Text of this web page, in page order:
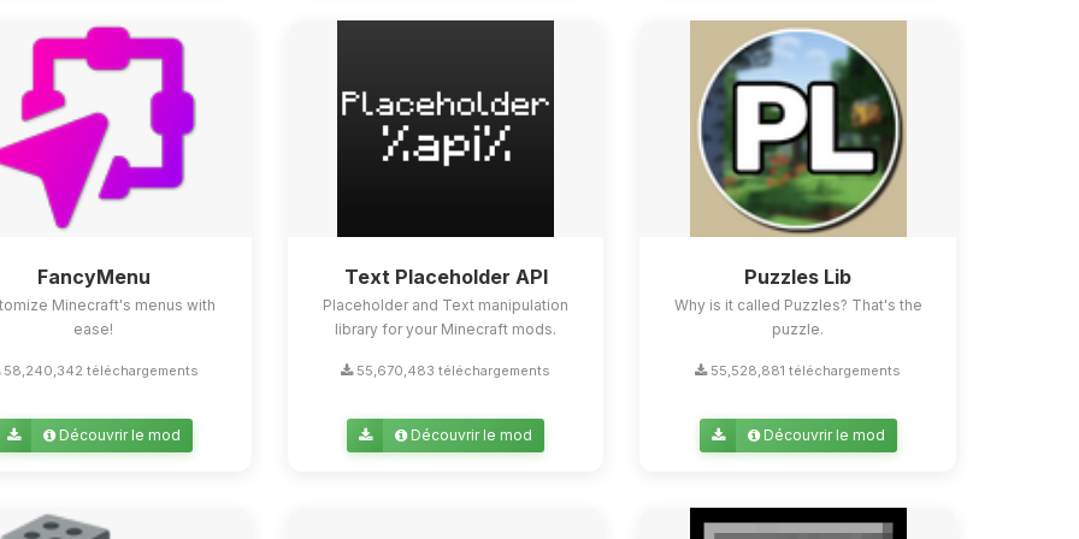
FancyMenu
Minecraft's menus with
ease!
58,240,342 téléchargements
Découvrir le mod
Text Placeholder API
Placeholder and Text manipulation
library for your Minecraft mods.
55,670,483 téléchargements
Découvrir le mod
Puzzles Lib
Why is it called Puzzles? That's the
puzzle.
55,528,881 téléchargements
Découvrir le mod